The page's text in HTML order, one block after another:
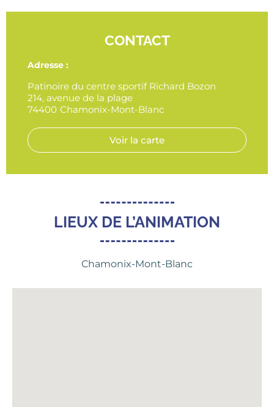
CONTACT
Adresse :
Patinoire du centre sportif Richard Bozon
214, avenue de la plage
74400 Chamonix-Mont-Blanc
Voir la carte
LIEUX DE L’ANIMATION
Chamonix-Mont-Blanc